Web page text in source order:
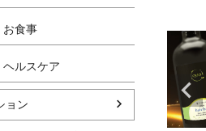
お食事
ヘルスケア
ョン